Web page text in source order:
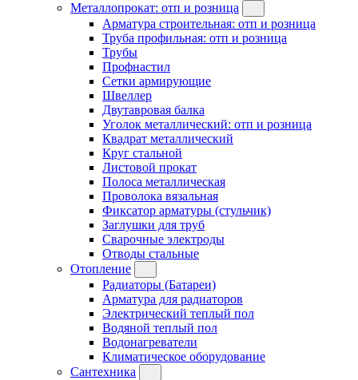
Металлопрокат: отп и розница
Арматура строительная: отп и розница
Труба профильная: отп и розница
Трубы
Профнастил
Сетки армирующие
Швеллер
Двутавровая балка
Уголок металлический: отп и розница
Квадрат металлический
Круг стальной
Листовой прокат
Полоса металлическая
Проволока вязальная
Фиксатор арматуры (стульчик)
Заглушки для труб
Сварочные электроды
Отводы стальные
Отопление
Радиаторы (Батареи)
Арматура для радиаторов
Электрический теплый пол
Водяной теплый пол
Водонагреватели
Климатическое оборудование
Сантехника